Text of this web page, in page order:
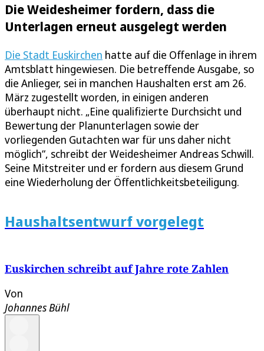
Die Weidesheimer fordern, dass die
Unterlagen erneut ausgelegt werden
Die Stadt Euskirchen hatte auf die Offenlage in ihrem
Amtsblatt hingewiesen. Die betreffende Ausgabe, so
die Anlieger, sei in manchen Haushalten erst am 26.
März zugestellt worden, in einigen anderen
überhaupt nicht. „Eine qualifizierte Durchsicht und
Bewertung der Planunterlagen sowie der
vorliegenden Gutachten war für uns daher nicht
möglich“, schreibt der Weidesheimer Andreas Schwill.
Seine Mitstreiter und er fordern aus diesem Grund
eine Wiederholung der Öffentlichkeitsbeteiligung.
Haushaltsentwurf vorgelegt
Euskirchen schreibt auf Jahre rote Zahlen
Von
Johannes Bühl